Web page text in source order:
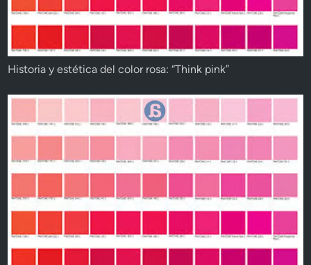
Historia y estética del color rosa: “Think pink”